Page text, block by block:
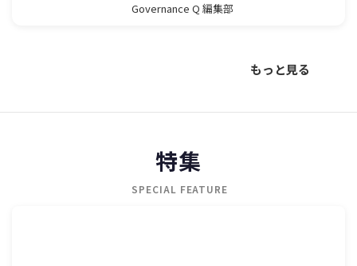
Governance Q 編集部
もっと見る
特集
SPECIAL FEATURE